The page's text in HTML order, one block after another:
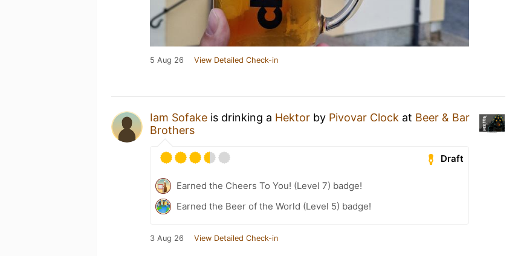
5 Aug 26 View Detailed Check-in
Iam Sofake is drinking a Hektor by Pivovar Clock at Beer & Bar
Brothers
Draft
Earned the Cheers To You! (Level 7) badge!
Earned the Beer of the World (Level 5) badge!
3 Aug 26 View Detailed Check-in